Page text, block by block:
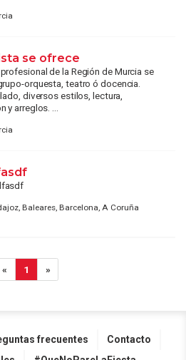
se ofrece
de la Región de Murcia se
orquesta, teatro ó docencia.
diversos estilos, lectura,
y arreglos. ...
Baleares, Barcelona, A Coruña
« 1 »
frecuentes
Contacto